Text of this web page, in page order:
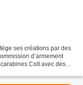
ses créations par des
d’armement
Colt avec des